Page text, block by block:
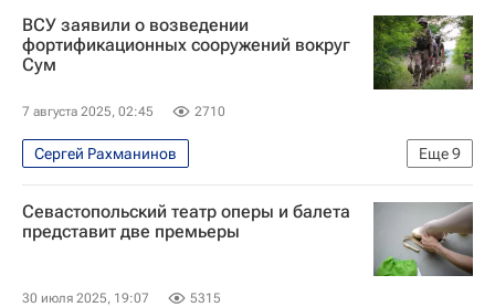
Олег Соскин
Верховная Рада Украины
ВСУ заявили о возведении
фортификационных сооружений вокруг
Сум
7 августа 2025, 02:45 2710
Еще9
Сергей Рахманинов
Специальная военная операция на Украине
В мире
Сумская область
Украина
Алексей Гончаренко
Севастопольский театр оперы и балета
представит две премьеры
30 июля 2025, 19:07 5315